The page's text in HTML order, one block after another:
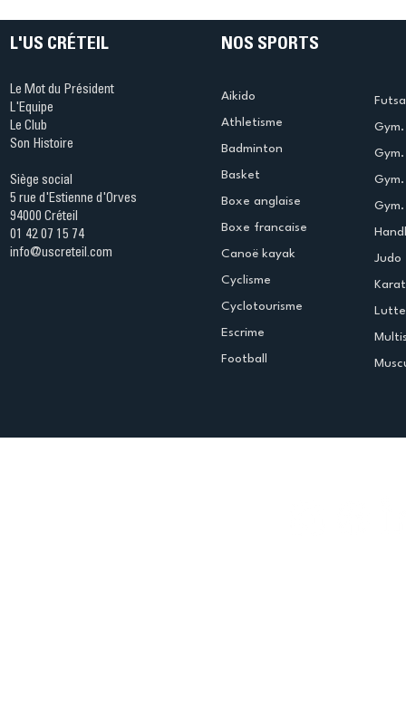
L'US CRÉTEIL
Le Mot du Président
L'Equipe
Le Club
Son Histoire
Siège social
5 rue d'Estienne d'Orves
94000 Créteil
01 42 07 15 74
info@uscreteil.com
NOS SPORTS
Aikido
Athletisme
Badminton
Basket
Boxe anglaise
Boxe francaise
Canoë kayak
Cyclisme
Cyclotourisme
Escrime
Football
Judo
Lutte